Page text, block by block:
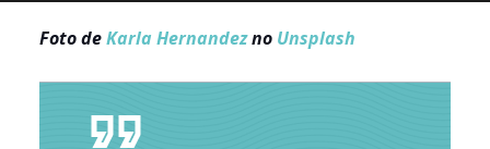
Foto deKarla Hernandezno Unsplash